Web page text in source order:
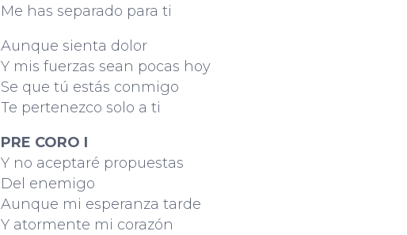
Me has separado para ti
Aunque sienta dolor
Y mis fuerzas sean pocas hoy
Se que tú estás conmigo
Te pertenezco solo a ti
PRE CORO I
Y no aceptaré propuestas
Del enemigo
Aunque mi esperanza tarde
Y atormente mi corazón